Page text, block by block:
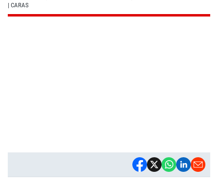
| CARAS